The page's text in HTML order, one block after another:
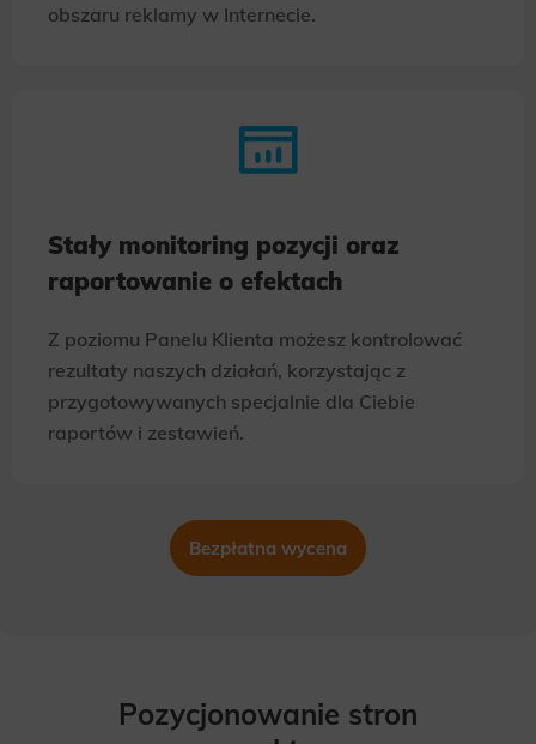
obszaru reklamy w Internecie.
Stały monitoring pozycji oraz
raportowanie o efektach
Z poziomu Panelu Klienta możesz kontrolować
rezultaty naszych działań, korzystając z
przygotowywanych specjalnie dla Ciebie
raportów i zestawień.
Bezpłatna wycena
Pozycjonowanie stron